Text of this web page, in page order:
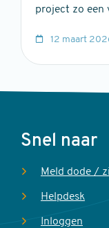
project zo een
12 maart
Voet
Snel naar
Meld dode /
Helpdesk
Inloggen